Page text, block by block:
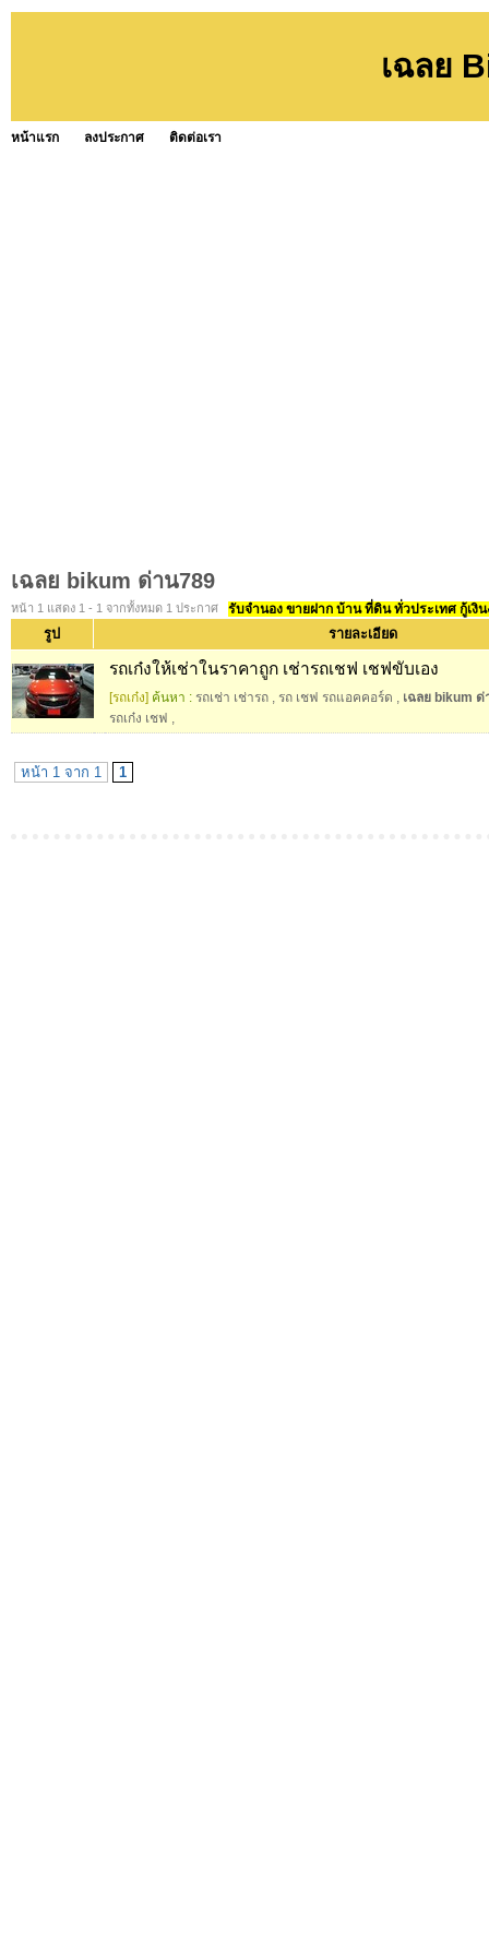
เฉลย
หน้าแรก ลงประกาศ ติดต่อเรา
เฉลย bikum ด่าน789
หน้า 1 แสดง 1 - 1 จากทั้งหมด 1 ประกาศ รับจำนอง ขายฝาก บ้าน ที่ดิน ทั่วประเทศ กู้เงิ
รูป รายละเอียด
รถเก๋งให้เช่าในราคาถูก เช่ารถเชฟ เชฟขับเอง
[รถเก๋ง] ค้นหา : รถเช่า เช่ารถ รถ เชฟ รถแอคคอร์ด
เฉลย bikum ด่
รถเก๋ง เชฟ
หน้า 1 จาก 1 1